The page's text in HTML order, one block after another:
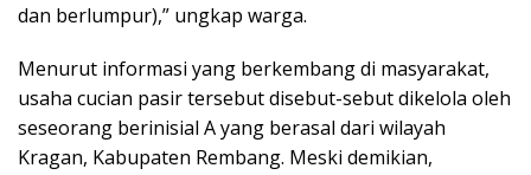
dan berlumpur),” ungkap warga.
Menurut informasi yang berkembang di masyarakat,
usaha cucian pasir tersebut disebut-sebut dikelola oleh
seseorang berinisial A yang berasal dari wilayah
Kragan, Kabupaten Rembang. Meski demikian,